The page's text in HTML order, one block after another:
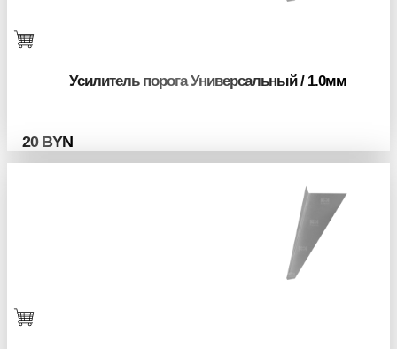
Усилитель порога Универсальный / 1.0мм
20 BYN